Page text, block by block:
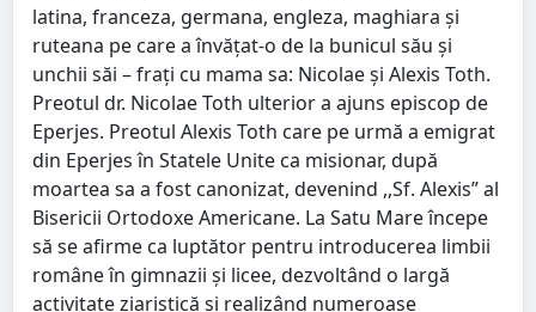
latina, franceza, germana, engleza, maghiara şi
ruteana pe care a învăţat-o de la bunicul său şi
unchii săi – fraţi cu mama sa: Nicolae şi Alexis Toth.
Preotul dr. Nicolae Toth ulterior a ajuns episcop de
Eperjes. Preotul Alexis Toth care pe urmă a emigrat
din Eperjes în Statele Unite ca misionar, după
moartea sa a fost canonizat, devenind ,,Sf. Alexis” al
Bisericii Ortodoxe Americane. La Satu Mare începe
să se afirme ca luptător pentru introducerea limbii
române în gimnazii şi licee, dezvoltând o largă
activitate ziaristică şi realizând numeroase